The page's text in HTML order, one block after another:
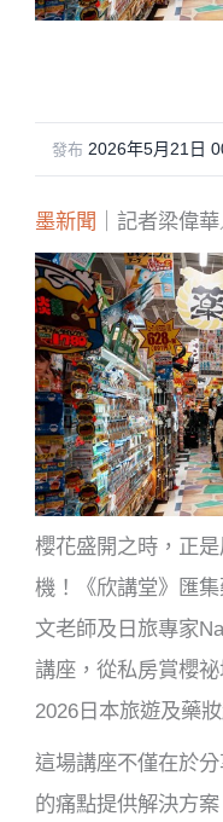
發布 2026年5月21日
墨新聞 ｜記者梁偉
櫻花盛開之時，正
機！《欣講堂》匯
文老師及日旅專家
講座，從私房賞櫻
2026日本旅遊及藥
這場講座不僅在於
的痛點提供解決方